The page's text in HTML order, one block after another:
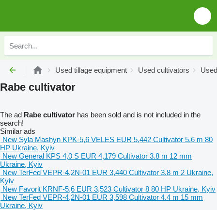
Used tillage equipment Used cultivators
Rabe cultivator
The ad Rabe cultivator has been sold and is not included in the
search!
Similar ads
New Syla Mashyn KPK-5,6 VELES EUR 5,442 Cultivator 5.6 m 80
HP Ukraine, Kyiv
New General KPS 4,0 S EUR 4,179 Cultivator 3.8 m 12 mm
Ukraine, Kyiv
New TerFed VEPR-4,2N-01 EUR 3,440 Cultivator 3.8 m 2 Ukraine,
Kyiv
New Favorit KRNF-5,6 EUR 3,523 Cultivator 8 80 HP Ukraine, Kyiv
New TerFed VEPR-4,2N-01 EUR 3,598 Cultivator 4.4 m 15 mm
Ukraine, Kyiv